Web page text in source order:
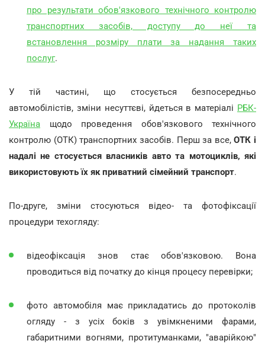
про результати обов'язкового технічного контролю
транспортних засобів, доступу до неї та
встановлення розміру плати за надання таких
послуг.
У тій частині, що стосується безпосередньо
автомобілістів, зміни несуттєві, йдеться в матеріалі РБК-
Україна щодо проведення обов'язкового технічного
контролю (ОТК) транспортних засобів. Перш за все,ОТК і
надалі не стосується власників авто та мотоциклів, які
використовують їх як приватний сімейний транспорт.
По-друге, зміни стосуються відео- та фотофіксації
процедури техогляду:
відеофіксація знов стає обов'язковою. Вона
проводиться від початку до кінця процесу перевірки;
фото автомобіля має прикладатись до протоколів
огляду - з усіх боків з увімкненими фарами,
габаритними вогнями, протитуманками, "аварійкою"